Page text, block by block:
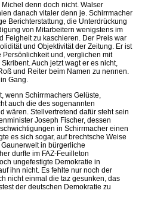
denn doch nicht. Walser
danach vitaler denn je. Schirrmacher
Berichterstattung, die Unterdrückung
von Mitarbeitern wenigstens im
Feigheit zu kaschieren. Der Preis war
und Objektivität der Zeitung. Er ist
und, verglichen mit
Auch jetzt wagt er es nicht,
und Reiter beim Namen zu nennen.
Gang.
wenn Schirrmachers Gelüste,
auch die des sogenannten
wären. Stellvertretend dafür steht sein
Joseph Fischer, dessen
in Schirrmacher einen
es sich sogar, auf brechtsche Weise
in bürgerliche
durfte im FAZ-Feuilleton
ungefestigte Demokratie in
ihn nicht. Es fehlte nur noch der
nicht einmal die taz gesunken, das
der deutschen Demokratie zu